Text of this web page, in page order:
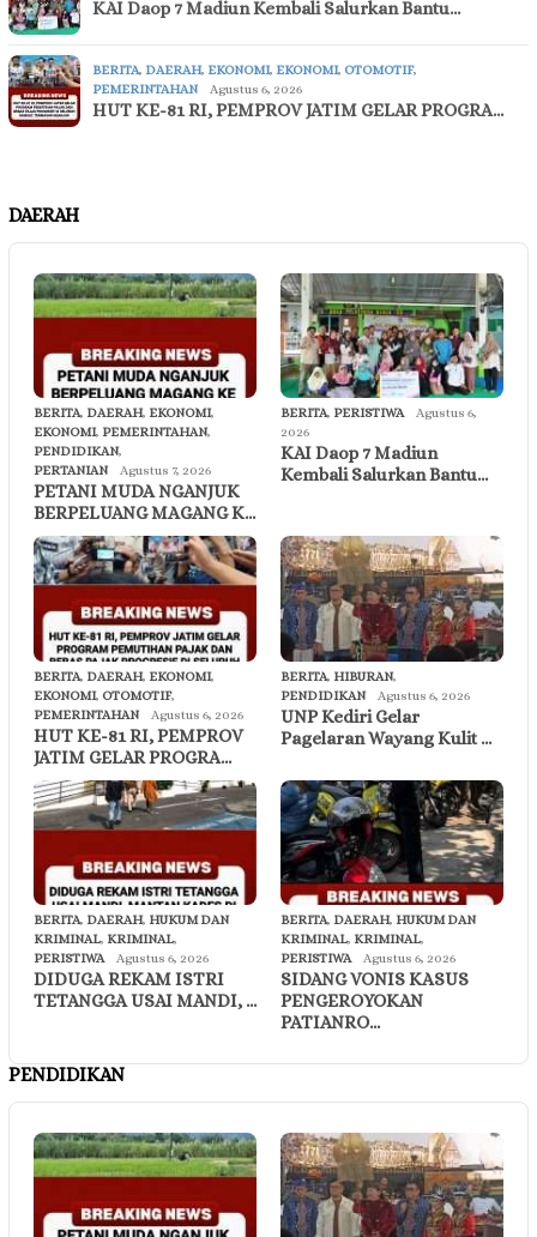
KAI Daop 7 Madiun Kembali Salurkan Bantu…
BERITA, DAERAH, EKONOMI, EKONOMI, OTOMOTIF,
PEMERINTAHAN
Agustus 6, 2026
HUT KE-81 RI, PEMPROV JATIM GELAR PROGRA…
DAERAH
BERITA, DAERAH, EKONOMI,
EKONOMI, PEMERINTAHAN,
PENDIDIKAN,
PERTANIAN
Agustus 7, 2026
PETANI MUDA NGANJUK
BERPELUANG MAGANG K…
BERITA, PERISTIWA
Agustus 6,
2026
KAI Daop 7 Madiun
Kembali Salurkan Bantu…
BERITA, DAERAH, EKONOMI,
EKONOMI, OTOMOTIF,
PEMERINTAHAN
Agustus 6, 2026
HUT KE-81 RI, PEMPROV
JATIM GELAR PROGRA…
BERITA, HIBURAN,
PENDIDIKAN
Agustus 6, 2026
UNP Kediri Gelar
Pagelaran Wayang Kulit …
BERITA, DAERAH, HUKUM DAN
KRIMINAL, KRIMINAL,
PERISTIWA
Agustus 6, 2026
DIDUGA REKAM ISTRI
TETANGGA USAI MANDI, …
BERITA, DAERAH, HUKUM DAN
KRIMINAL, KRIMINAL,
PERISTIWA
Agustus 6, 2026
SIDANG VONIS KASUS
PENGEROYOKAN
PATIANRO…
PENDIDIKAN